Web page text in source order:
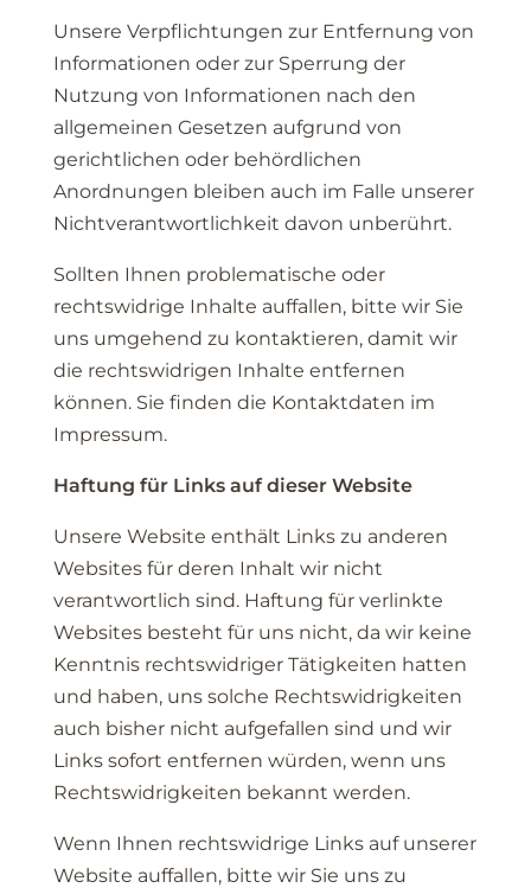
Unsere Verpflichtungen zur Entfernung von
Informationen oder zur Sperrung der
Nutzung von Informationen nach den
allgemeinen Gesetzen aufgrund von
gerichtlichen oder behördlichen
Anordnungen bleiben auch im Falle unserer
Nichtverantwortlichkeit davon unberührt.
Sollten Ihnen problematische oder
rechtswidrige Inhalte auffallen, bitte wir Sie
uns umgehend zu kontaktieren, damit wir
die rechtswidrigen Inhalte entfernen
können. Sie finden die Kontaktdaten im
Impressum.
Haftung für Links auf dieser Website
Unsere Website enthält Links zu anderen
Websites für deren Inhalt wir nicht
verantwortlich sind. Haftung für verlinkte
Websites besteht für uns nicht, da wir keine
Kenntnis rechtswidriger Tätigkeiten hatten
und haben, uns solche Rechtswidrigkeiten
auch bisher nicht aufgefallen sind und wir
Links sofort entfernen würden, wenn uns
Rechtswidrigkeiten bekannt werden.
Wenn Ihnen rechtswidrige Links auf unserer
Website auffallen, bitte wir Sie uns zu